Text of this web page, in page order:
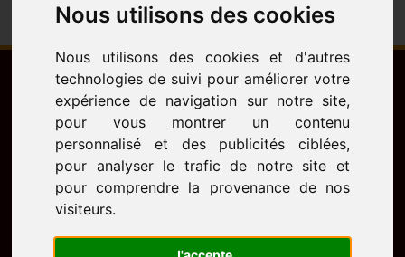
Nous utilisons des cookies
Nous utilisons des cookies et d'autres
technologies de suivi pour améliorer votre
expérience de navigation sur notre site,
pour vous montrer un contenu
personnalisé et des publicités ciblées,
pour analyser le trafic de notre site et
pour comprendre la provenance de nos
visiteurs.
Français English Español